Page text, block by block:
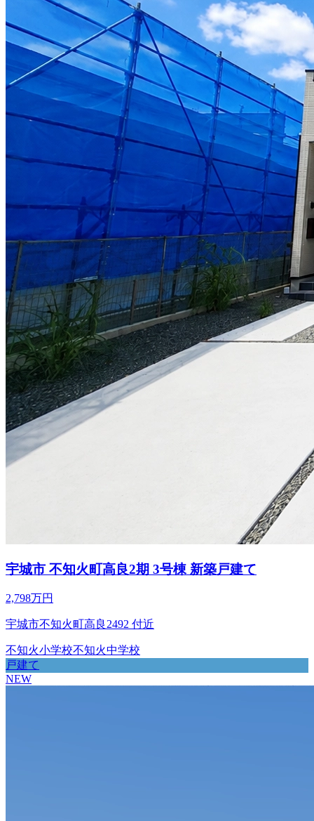
宇城市 不知火町高良2期 3号棟 新築戸建て
2,798万円
宇城市不知火町高良2492 付近
不知火小学校不知火中学校
戸建て
NEW